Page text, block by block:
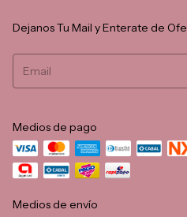
Dejanos Tu Mail y Enterate de
Medios de pago
Medios de envío